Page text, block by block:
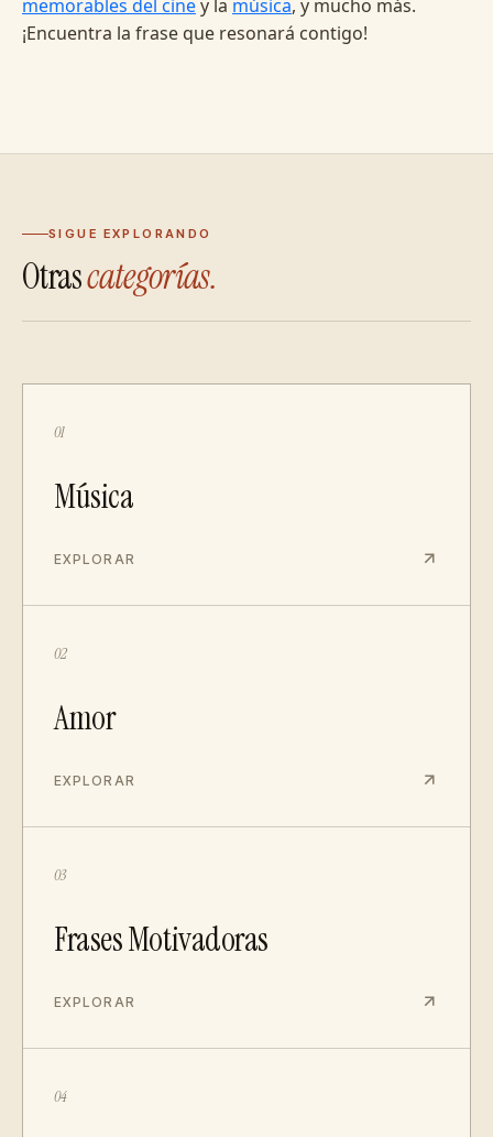
memorables del ciney la música, y mucho más.
¡Encuentra la frase que resonará contigo!
SIGUE EXPLORANDO
Otrascategorías.
01
Música
EXPLORAR
02
Amor
EXPLORAR
03
Frases Motivadoras
EXPLORAR
04